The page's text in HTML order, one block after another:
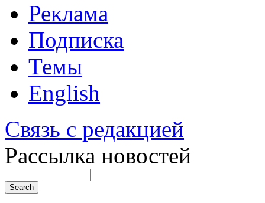
Реклама
Подписка
Темы
English
Связь с редакцией
Рассылка новостей